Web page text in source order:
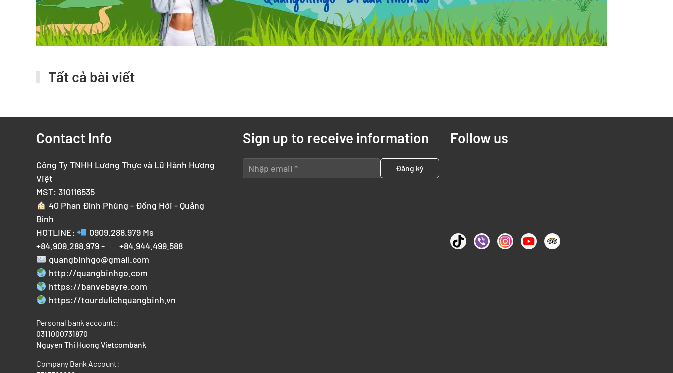
Tất cả bài viết
Contact Info
Công Ty TNHH Lương Thực và Lữ Hành Hương
Việt
MST: 310116535
40 Phan Đình Phùng - Đồng Hới - Quảng
Bình
HOTLINE:
0909.288.979Ms
+84.909.288.979 -
+84.944.499.588
quangbinhgo@gmail.com
http://quangbinhgo.com
https://banvebayre.com
https://tourdulichquangbinh.vn
Personal bank account::
0311000731870
Nguyen Thi Huong Vietcombank
Company Bank Account:
Sign up to receive information Follow us